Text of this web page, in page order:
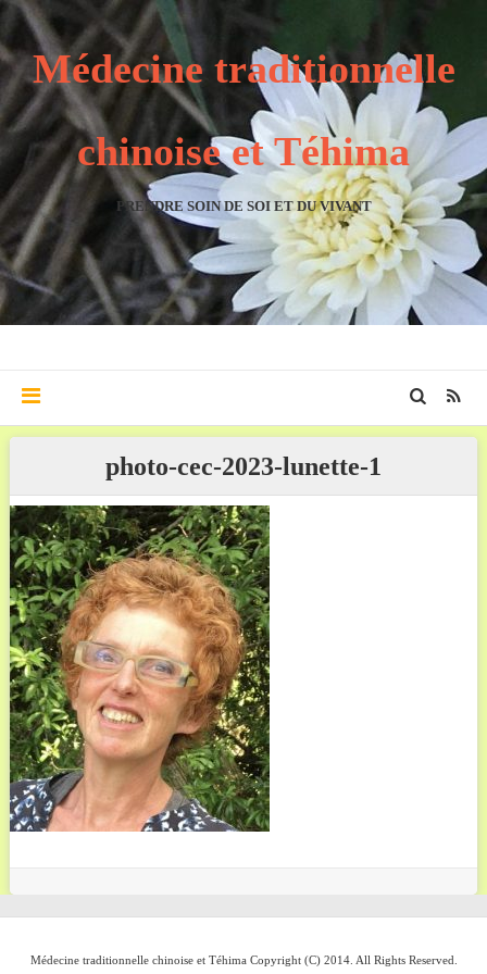
Médecine traditionnelle
chinoise et Téhima
PRENDRE SOIN DE SOI ET DU VIVANT
photo-cec-2023-lunette-1
Médecine traditionnelle chinoise et Téhima Copyright (C) 2014. All Rights Reserved.